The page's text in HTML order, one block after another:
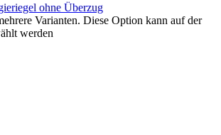
ohne Überzug
Varianten. Diese Option kann auf der
werden